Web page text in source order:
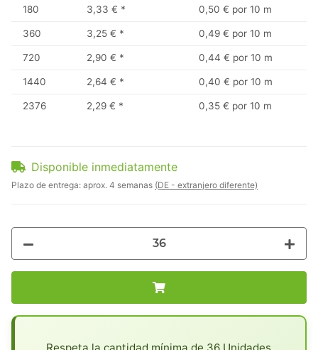
180 3,33 € * 0,50 € por 10 m
360 3,25 € * 0,49 € por 10 m
720 2,90 € * 0,44 € por 10 m
1440 2,64 € * 0,40 € por 10 m
2376 2,29 € * 0,35 € por 10 m
Disponible inmediatamente
Plazo de entrega: aprox. 4 semanas (DE - extranjero diferente)
Respeta la cantidad mínima de 36 Unidades.